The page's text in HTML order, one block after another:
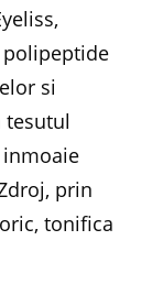
si
tesutul
inmoaie
prin
tonifica